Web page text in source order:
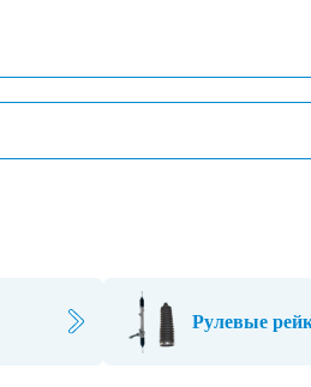
Рулевые